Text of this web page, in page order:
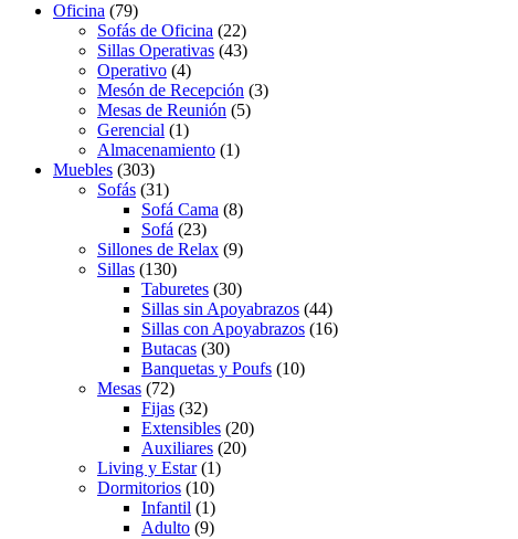
Oficina (79)
Sofás de Oficina (22)
Sillas Operativas (43)
Operativo (4)
Mesón de Recepción (3)
Mesas de Reunión (5)
Gerencial (1)
Almacenamiento (1)
Muebles (303)
Sofás (31)
Sofá Cama (8)
Sofá (23)
Sillones de Relax (9)
Sillas (130)
Taburetes (30)
Sillas sin Apoyabrazos (44)
Sillas con Apoyabrazos (16)
Butacas (30)
Banquetas y Poufs (10)
Mesas (72)
Fijas (32)
Extensibles (20)
Auxiliares (20)
Living y Estar(1)
Dormitorios (10)
Infantil (1)
Adulto (9)